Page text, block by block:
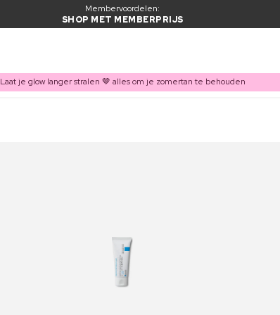
Membervoordelen:
SHOP MET MEMBERPRIJS
Laat je glow langer stralen 🤎 alles om je zomertan te behouden